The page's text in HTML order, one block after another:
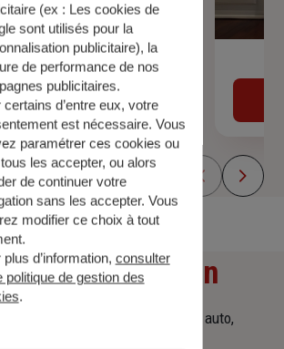
de prêt immobilier
Découvrir
une simulation
simulation tarifaire d'assurance, auto,
(ex : Les cookies de
sont utilisés pour la
publicitaire), la
de performance de nos
publicitaires.
certains d’entre eux, votre
est nécessaire. Vous
paramétrer ces cookies ou
les accepter, ou alors
de continuer votre
sans les accepter. Vous
modifier ce choix à tout
plus d’information, consulter
politique de gestion des
.